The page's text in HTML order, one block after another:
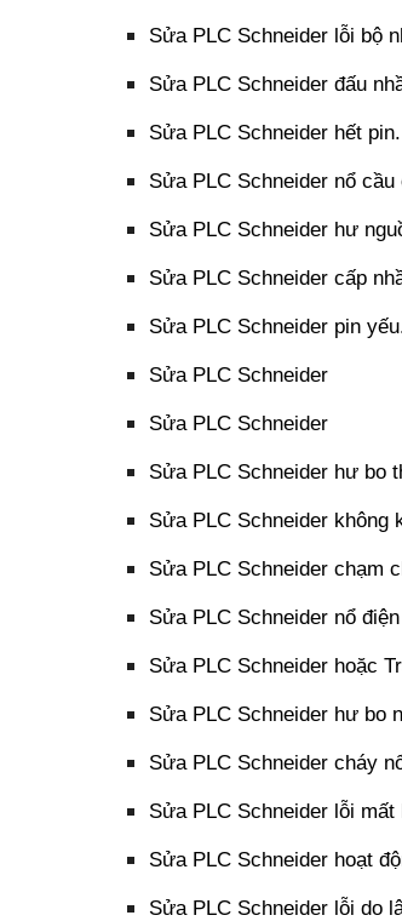
Sửa PLC Schneider lỗi bộ
Sửa PLC Schneider đấu
Sửa PLC Schneider hết pin.
Sửa PLC Schneider nổ cầu
Sửa PLC Schneider hư
Sửa PLC Schneider cấp
Sửa PLC Schneider pin
Sửa PLC Schneider
Sửa PLC Schneider
Sửa PLC Schneider hư bo
Sửa PLC Schneider
Sửa PLC Schneider chạm
Sửa PLC Schneider nổ
Sửa PLC Schneider hoặc
Sửa PLC Schneider hư bo
Sửa PLC Schneider cháy
Sửa PLC Schneider lỗi
Sửa PLC Schneider hoạt
Sửa PLC Schneider lỗi do